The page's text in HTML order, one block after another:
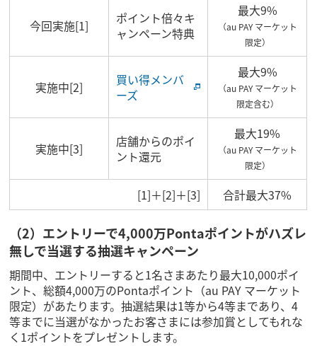
今回実施[1]
ポイント倍々キ
ャンペーン特典
最大9%
（au PAY マーケット
限定）
実施中[2]
買い得メンバ
ーズ
最大9%
（au PAY マーケット
限定含む）
実施中[3]
店舗からのポイ
ント還元
最大19%
（au PAY マーケット
限定）
[1]＋[2]＋[3] 合計最大37%
（2）エントリーで4,000万Pontaポイントがハズレ
無しで当選する抽選キャンペーン
期間中、エントリーすると1名さまあたり最大10,000ポイ
ント、総額4,000万のPontaポイント（au PAY マーケット
限定）があたります。抽選結果は1等から4等まであり、4
等までに当選がなかったお客さまには参加賞としてもれな
く1ポイントをプレゼントします。